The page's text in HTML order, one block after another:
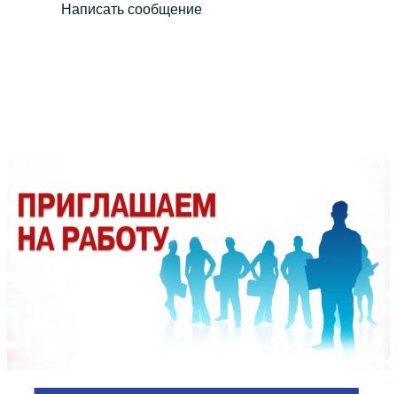
Написать сообщение